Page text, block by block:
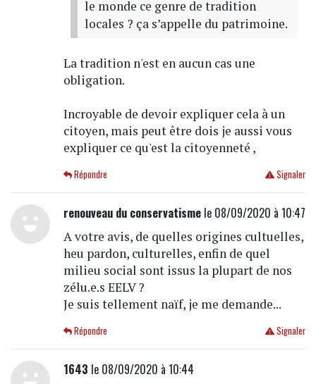
le monde ce genre de tradition
locales ? ça s’appelle du patrimoine.
La tradition n'est en aucun cas une
obligation.
Incroyable de devoir expliquer cela à un
citoyen, mais peut être dois je aussi vous
expliquer ce qu'est la citoyenneté ,
Signaler
Répondre
renouveau du conservatismele 08/09/2020 à 10:47
A votre avis, de quelles origines cultuelles,
heu pardon, culturelles, enfin de quel
milieu social sont issus la plupart de nos
zélu.e.s EELV ?
Je suis tellement naïf, je me demande...
Signaler
Répondre
1643 le 08/09/2020 à 10:44